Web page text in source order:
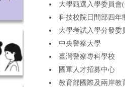
大學甄選入學委員會
科技校院日間部四年
大學考試入學分發委
中央警察大學
臺灣警察專科學校
國軍人才招募中心
教育部國際及兩岸教